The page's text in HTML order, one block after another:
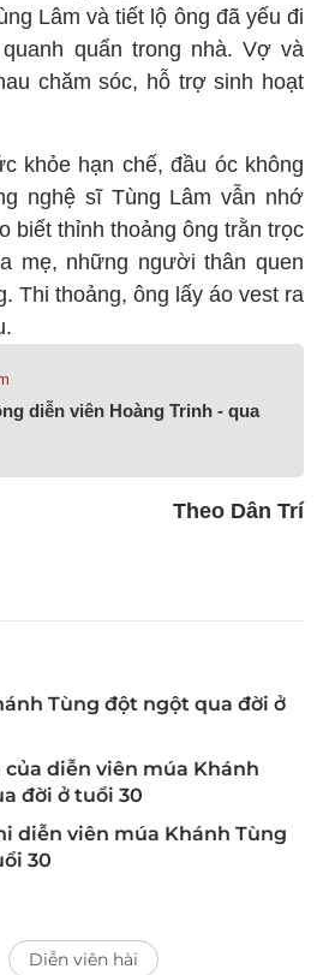
Lâm và tiết lộ ông đã yếu đi
quẩn trong nhà. Vợ và
chăm sóc, hỗ trợ sinh hoạt
khỏe hạn chế, đầu óc không
nghệ sĩ Tùng Lâm vẫn nhớ
biết thỉnh thoảng ông trằn trọc
mẹ, những người thân quen
Thi thoảng, ông lấy áo vest ra
diễn viên Hoàng Trinh - qua
Theo Dân Trí
Tùng đột ngột qua đời ở
của diễn viên múa Khánh
đời ở tuổi 30
diễn viên múa Khánh Tùng
30
Diễn viên hài